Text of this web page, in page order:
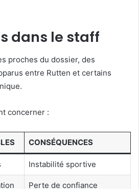
dans le staff
proches du dossier, des
entre Rutten et certains
concerner :
CONSÉQUENCES
Instabilité sportive
Perte de confiance